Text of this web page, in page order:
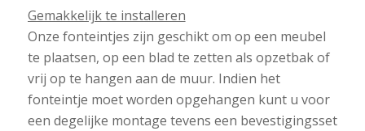
Gemakkelijk te installeren
Onze fonteintjes zijn geschikt om op een meubel
te plaatsen, op een blad te zetten als opzetbak of
vrij op te hangen aan de muur. Indien het
fonteintje moet worden opgehangen kunt u voor
een degelijke montage tevens een bevestigingsset